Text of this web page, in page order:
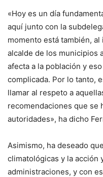
«Hoy es un día
aquí junto con la
momento está también,
alcalde de los municipios
afecta a la población y
complicada. Por lo tanto,
llamar al respeto a
recomendaciones que se
autoridades», ha dicho
Asimismo, ha deseado
climatológicas y la acción
administraciones, y con